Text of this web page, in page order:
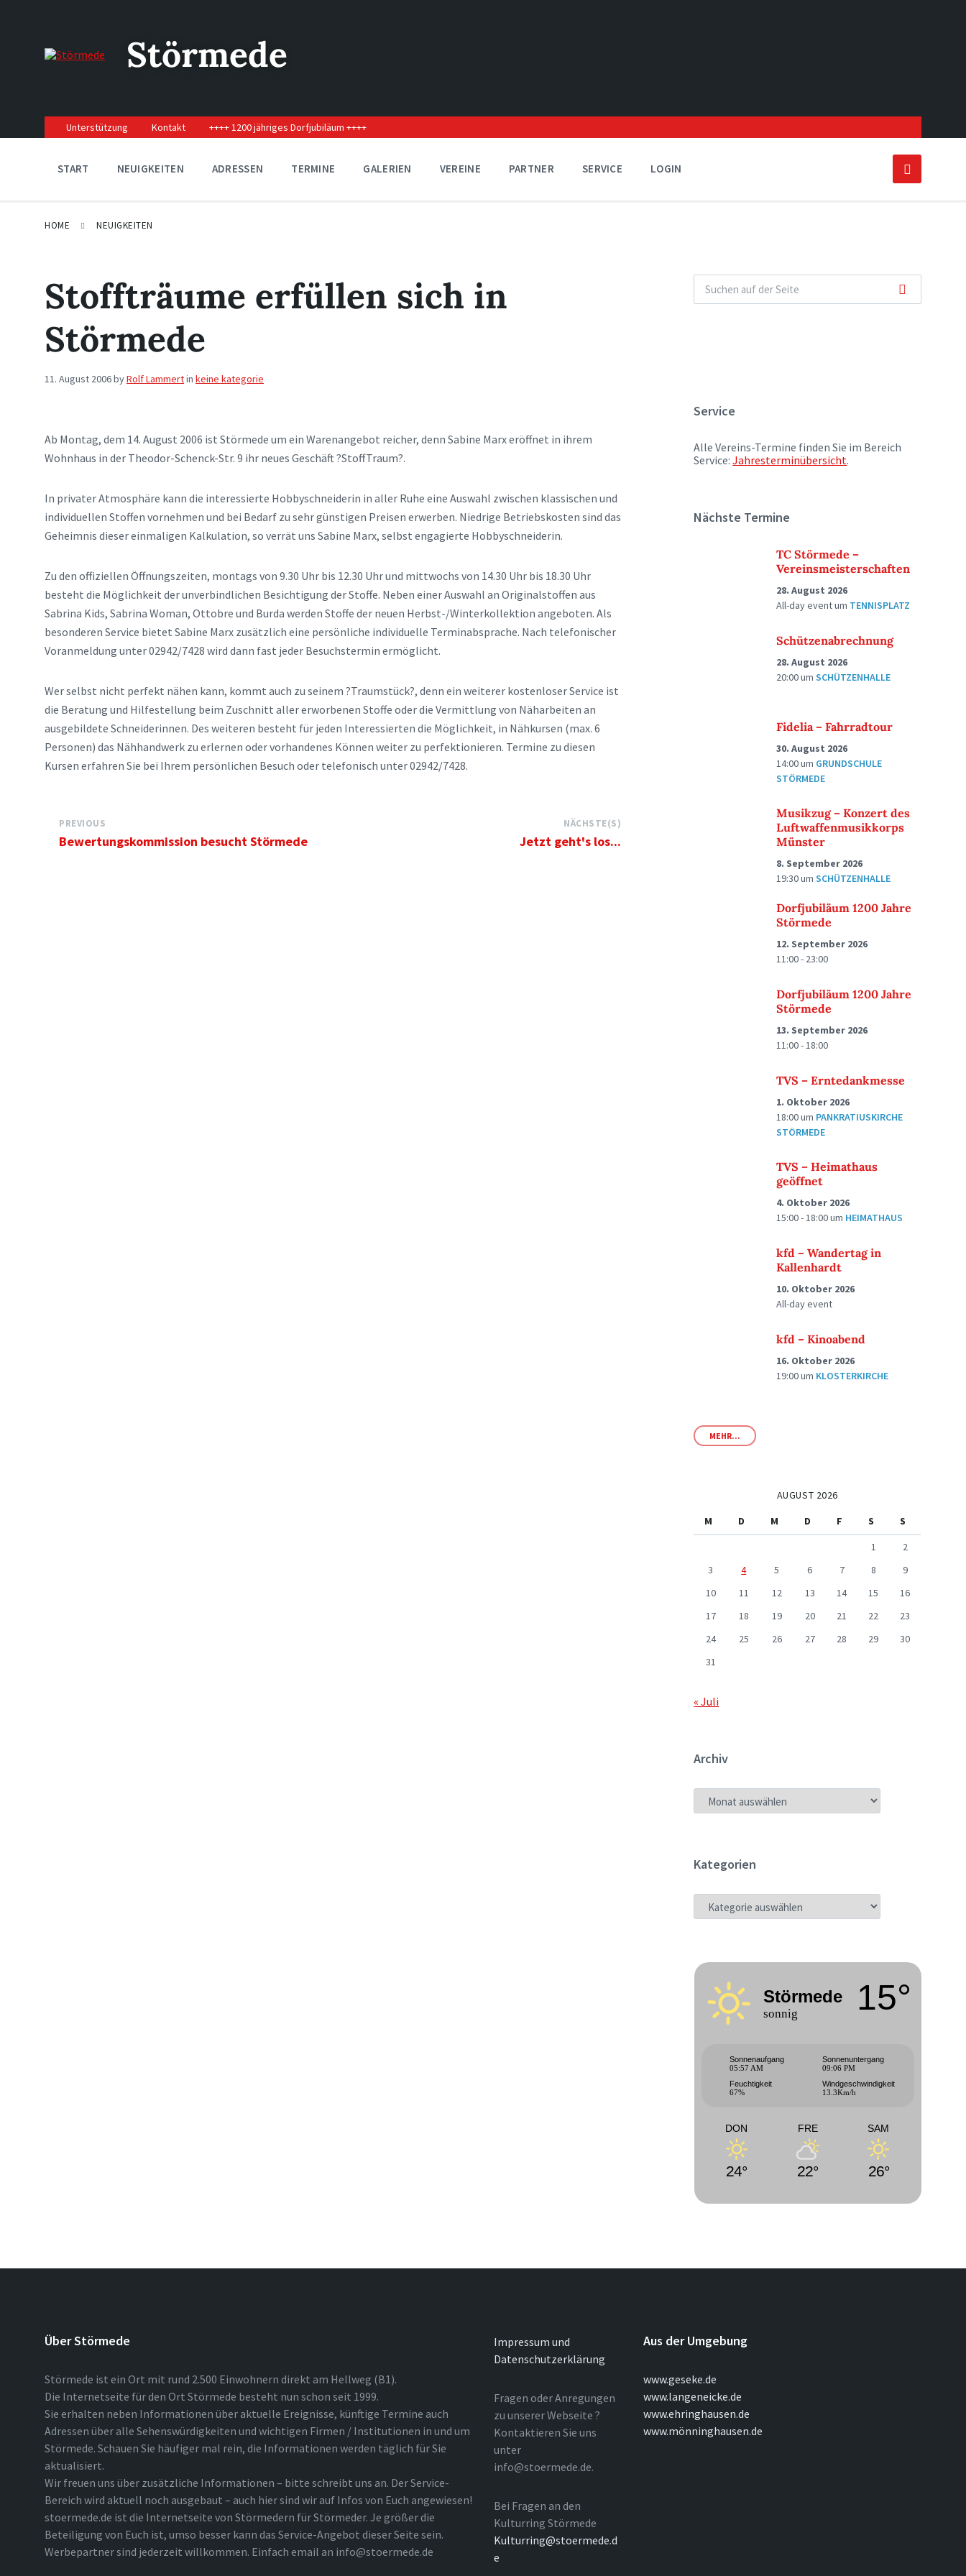
navigation
Störmede
Unterstützung Kontakt ++++ 1200 jähriges Dorfjubiläum ++++
START NEUIGKEITEN ADRESSEN TERMINE GALERIEN VEREINE PARTNER SERVICE LOGIN
HOME NEUIGKEITEN
Stoffträume erfüllen sich in
Störmede
11. August 2006byRolf Lammertin keine kategorie
Ab Montag, dem 14. August 2006 ist Störmede um ein Warenangebot reicher, denn Sabine Marx eröffnet in ihrem
Wohnhaus in der Theodor-Schenck-Str. 9 ihr neues Geschäft ?StoffTraum?.
In privater Atmosphäre kann die interessierte Hobbyschneiderin in aller Ruhe eine Auswahl zwischen klassischen und
individuellen Stoffen vornehmen und bei Bedarf zu sehr günstigen Preisen erwerben. Niedrige Betriebskosten sind das
Geheimnis dieser einmaligen Kalkulation, so verrät uns Sabine Marx, selbst engagierte Hobbyschneiderin.
Zu den offiziellen Öffnungszeiten, montags von 9.30 Uhr bis 12.30 Uhr und mittwochs von 14.30 Uhr bis 18.30 Uhr
besteht die Möglichkeit der unverbindlichen Besichtigung der Stoffe. Neben einer Auswahl an Originalstoffen aus
Sabrina Kids, Sabrina Woman, Ottobre und Burda werden Stoffe der neuen Herbst-/Winterkollektion angeboten. Als
besonderen Service bietet Sabine Marx zusätzlich eine persönliche individuelle Terminabsprache. Nach telefonischer
Voranmeldung unter 02942/7428 wird dann fast jeder Besuchstermin ermöglicht.
Wer selbst nicht perfekt nähen kann, kommt auch zu seinem ?Traumstück?, denn ein weiterer kostenloser Service ist
die Beratung und Hilfestellung beim Zuschnitt aller erworbenen Stoffe oder die Vermittlung von Näharbeiten an
ausgebildete Schneiderinnen. Des weiteren besteht für jeden Interessierten die Möglichkeit, in Nähkursen (max. 6
Personen) das Nähhandwerk zu erlernen oder vorhandenes Können weiter zu perfektionieren. Termine zu diesen
Kursen erfahren Sie bei Ihrem persönlichen Besuch oder telefonisch unter 02942/7428.
PREVIOUS
Bewertungskommission besucht Störmede
NÄCHSTE(S)
Jetzt geht's los...
Service
Alle Vereins-Termine finden Sie im Bereich
Service:Jahresterminübersicht.
Nächste Termine
TC Störmede –
Vereinsmeisterschaften
28. August 2026
All-day eventum TENNISPLATZ
Schützenabrechnung
28. August 2026
20:00umSCHÜTZENHALLE
Fidelia – Fahrradtour
30. August 2026
14:00um GRUNDSCHULE
STÖRMEDE
Musikzug – Konzert des
Luftwaffenmusikkorps
Münster
8. September 2026
19:30umSCHÜTZENHALLE
Dorfjubiläum 1200 Jahre
Störmede
12. September 2026
11:00 - 23:00
Dorfjubiläum 1200 Jahre
Störmede
13. September 2026
11:00 - 18:00
TVS – Erntedankmesse
1. Oktober 2026
18:00um PANKRATIUSKIRCHE
STÖRMEDE
TVS – Heimathaus
geöffnet
4. Oktober 2026
15:00 - 18:00um HEIMATHAUS
kfd – Wandertag in
Kallenhardt
10. Oktober 2026
All-day event
kfd – Kinoabend
16. Oktober 2026
19:00um KLOSTERKIRCHE
MEHR...
AUGUST 2026
M
D M D F S
S
1
2
3
4 5 6 7 8
9
10
11 12 13 14 15
16
17
18 19 20 21 22
23
24
25 26 27 28 29
30
31
« Juli
Archiv
ARCHIV
Kategorien
KATEGORIEN
Störmede
sonnig 15°
Sonnenaufgang
05:57 AM
Sonnenuntergang
09:06 PM
Feuchtigkeit
67%
Windgeschwindigkeit
13.3Km/h
DON
24°
FRE
22°
SAM
26°
Über Störmede
Störmede ist ein Ort mit rund 2.500 Einwohnern direkt am Hellweg (B1).
Die Internetseite für den Ort Störmede besteht nun schon seit 1999.
Sie erhalten neben Informationen über aktuelle Ereignisse, künftige Termine auch
Adressen über alle Sehenswürdigkeiten und wichtigen Firmen / Institutionen in und um
Störmede. Schauen Sie häufiger mal rein, die Informationen werden täglich für Sie
aktualisiert.
Wir freuen uns über zusätzliche Informationen – bitte schreibt uns an. Der Service-
Bereich wird aktuell noch ausgebaut – auch hier sind wir auf Infos von Euch angewiesen!
stoermede.de ist die Internetseite von Störmedern für Störmeder. Je größer die
Beteiligung von Euch ist, umso besser kann das Service-Angebot dieser Seite sein.
Werbepartner sind jederzeit willkommen. Einfach email an info@stoermede.de
Impressum und
Datenschutzerklärung
Fragen oder Anregungen
zu unserer Webseite ?
Kontaktieren Sie uns
unter
info@stoermede.de.
Bei Fragen an den
Kulturring Störmede
Kulturring@stoermede.d
e
Aus der Umgebung
www.geseke.de
www.langeneicke.de
www.ehringhausen.de
www.mönninghausen.de